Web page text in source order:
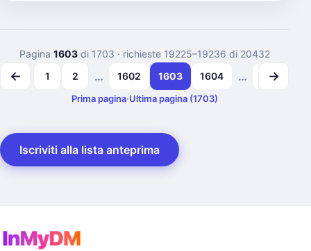
Pagina 1603di 1703 · richieste 19225–19236 di 20432
← 1 2 … 1602 1603 1604 … 1702
→
Prima pagina·Ultima pagina (1703)
Iscriviti alla lista anteprima